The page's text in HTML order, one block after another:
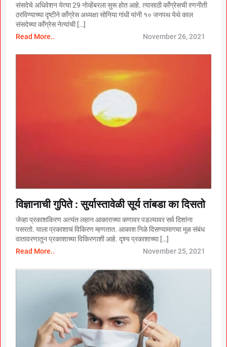
संसदेचे अधिवेशन येत्या 29 नोव्हेंबरला सुरू होत आहे. त्यासाठी काँग्रेसची रणनीती
ठरविण्याच्या दृष्टीने काँग्रेस अध्यक्षा सोनिया गांधी यांनी १० जनपथ येथे काल
संसदेच्या काँग्रेस नेत्यांची […]
Read More..
November 26, 2021
विज्ञानाची गुपिते : सुर्यास्तावेळी सूर्य तांबडा का दिसतो
जेव्हा प्रकाशकिरण अत्यंत लहान आकाराच्या कणावर पडल्यावर सर्व दिशांना
पसरतो. याला प्रकाशाचं विकिरण म्हणतात. आकाश निळे दिसण्यामागचा मूळ संबंध
वातावरणातून प्रकाशाच्या विकिरणाशी आहे. दृश्य प्रकाशाच्या […]
Read More..
November 25, 2021